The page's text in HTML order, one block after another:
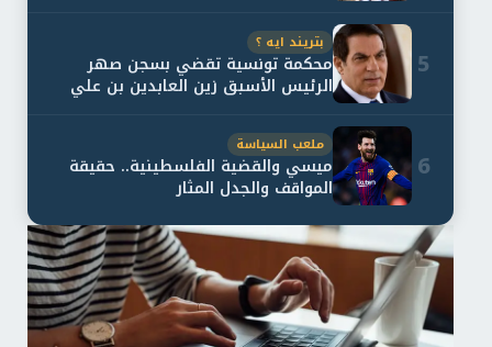
5
بتريند ايه ؟
محكمة تونسية تقضي بسجن صهر
الرئيس الأسبق زين العابدين بن علي
6
ملعب السياسة
ميسي والقضية الفلسطينية.. حقيقة
المواقف والجدل المثار